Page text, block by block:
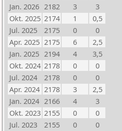
Jan. 2026 2182 3
3
Okt. 2025 2174 1
0,5
Jul. 2025
2175 0
0
Apr. 2025 2175 6
2,5
Jan. 2025 2194 4
3,5
Okt. 2024 2178 0
0
Jul. 2024
2178 0
0
Apr. 2024 2178 3
2,5
Jan. 2024 2166 4
3
Okt. 2023 2155 0
0
Jul. 2023
2155 0
0